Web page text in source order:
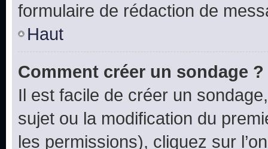
formulaire de rédaction de
Haut
Comment créer un sondage ?
Il est facile de créer un
sujet ou la modification du
les permissions), cliquez sur